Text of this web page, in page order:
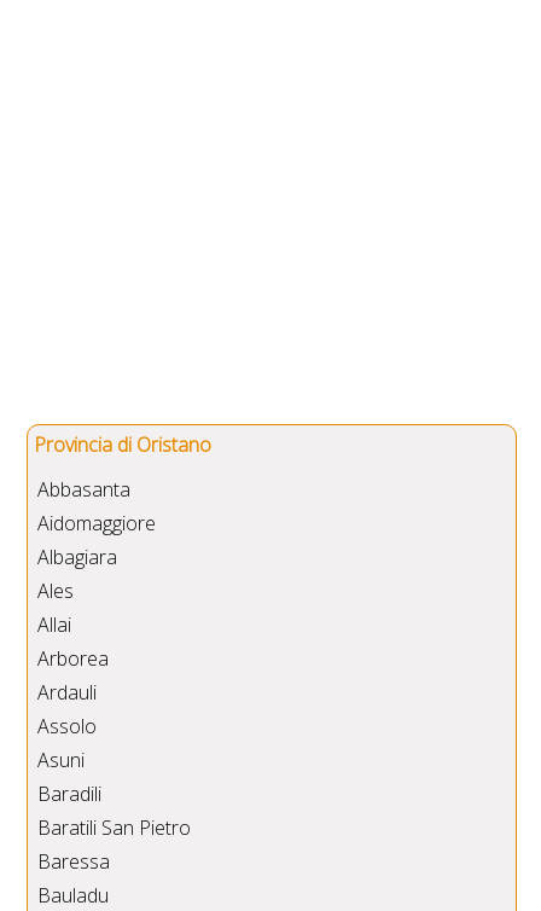
Provincia di Oristano
Abbasanta
Aidomaggiore
Albagiara
Ales
Allai
Arborea
Ardauli
Assolo
Asuni
Baradili
Baratili San Pietro
Baressa
Bauladu